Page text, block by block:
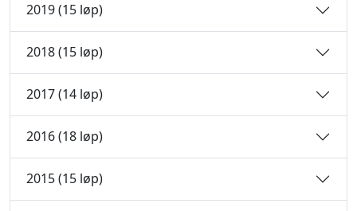
2019 (15 løp)
2018 (15 løp)
2017 (14 løp)
2016 (18 løp)
2015 (15 løp)